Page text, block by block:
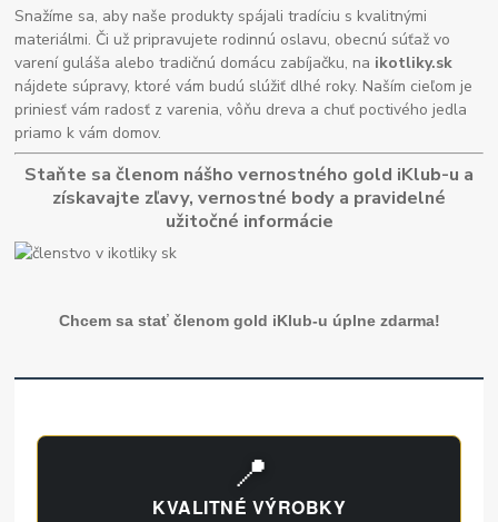
Snažíme sa, aby naše produkty spájali tradíciu s kvalitnými
materiálmi. Či už pripravujete rodinnú oslavu, obecnú súťaž vo
varení guláša alebo tradičnú domácu zabíjačku, na ikotliky.sk
nájdete súpravy, ktoré vám budú slúžiť dlhé roky. Naším cieľom je
priniesť vám radosť z varenia, vôňu dreva a chuť poctivého jedla
priamo k vám domov.
Staňte sa členom nášho vernostného gold iKlub-u a
získavajte zľavy, vernostné body a pravidelné
užitočné informácie
Chcem sa stať členom gold iKlub-u úplne zdarma!
📍
KVALITNÉ VÝROBKY